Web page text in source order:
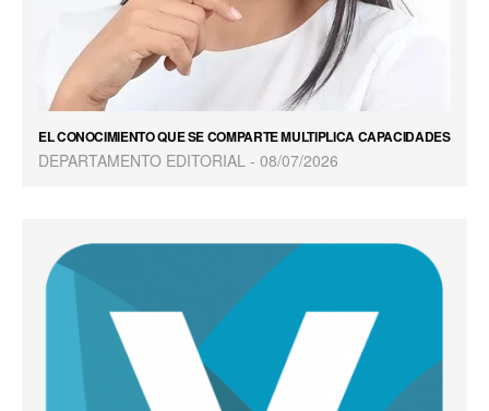
EL CONOCIMIENTO QUE SE COMPARTE MULTIPLICA CAPACIDADES
DEPARTAMENTO EDITORIAL 08/07/2026